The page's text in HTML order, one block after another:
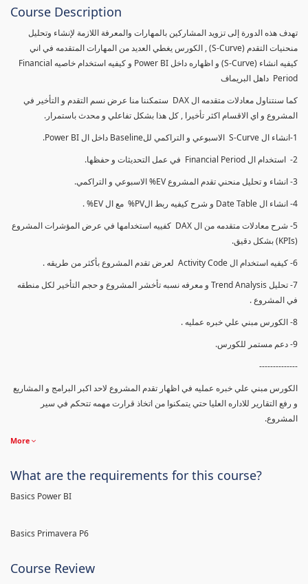
Course Description
تهدف هذه الدورة إلى تزويد المشاركين بالمهارات والمعرفة اللازمة لإنشاء وتحليل
منحنيات التقدم (S-Curve) , الكورس يغطي العديد من المهارات المتقدمه في اني
كيفيه انشاء (S-Curve) و اظهاره داخل Power BI و كيفيه استخدام خاصيه Financial
Period داهل البريماف
كما سنتناول معادلات متقدمه ال DAX ستمكننا منا عرض نسم التقدم و التأخير في
المشروع و اي الاقسام اكثر تأخيرا , كل هذا بشكل تفاعلي و محدث باستمرار.
1-انشاء ال S-Curve الاسبوعي و التراكمي للBaseline داخل ال Power BI.
2- استخدام ال Financial Period في عمل التحديثات و حفظها.
3- انشاء و تحليل منحني تقدم المشروع EV% الاسبوعي و التراكمي.
4- انشاء ال Date Table و شرح كيفيه ربط الPV% مع ال EV% .
5- شرح معادلات متقدمه من ال DAX كفييه استخدامها في عرض المؤشرات المشروع
(KPIs) بشكل دقيق.
6- كيفيه استخدام ال Activity Code لعرض تقدم المشروع بأكثر من طريقه .
7- تحليل Trend Analysis و معرفه نسبه تأخشر المشروع و حجم التأخير لكل منطقه
في المشروع .
8- الكورس مبني علي خبره عمليه .
9- دعم مستمر للكورس.
--------------
الكورس مبني علي خبره عمليه في اظهار تقدم المشروع لاحد اكبر البرامج و المشاريع
و رفع التقارير للاداره العليا حتي يتمكنوا من اتخاذ قرارت مهمه تتحكم في سير
المشروع.
More
What are the requirements for this course?
Basics Power BI
Basics Primavera P6
Course Review